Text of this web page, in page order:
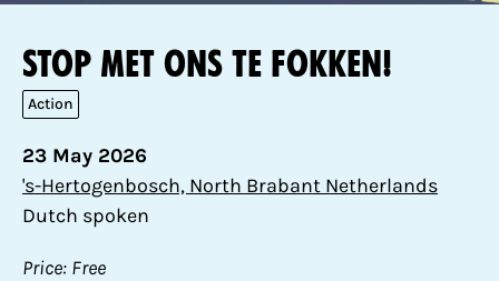
Stop met ons te fokken!
Action
23 May 2026
's-Hertogenbosch, North Brabant Netherlands
Dutch spoken
Price: Free